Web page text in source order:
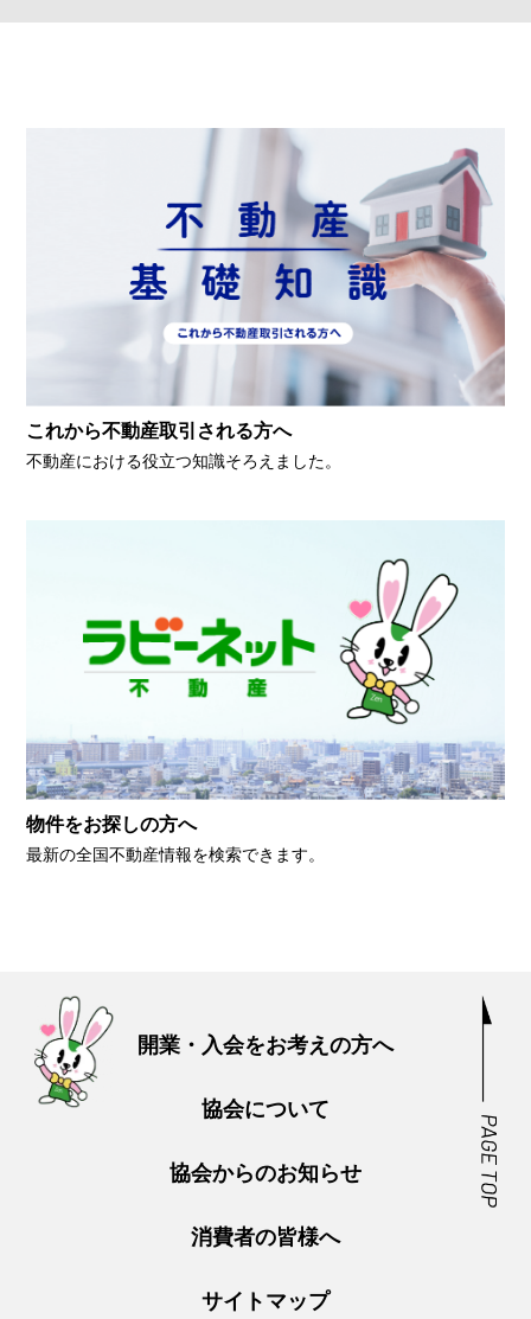
これから不動産取引される方へ
不動産における役立つ知識そろえました。
物件をお探しの方へ
最新の全国不動産情報を検索できます。
開業・入会をお考えの方へ
協会について
協会からのお知らせ
消費者の皆様へ
サイトマップ